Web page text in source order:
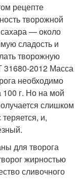
рецепте
творожной
— около
сладость и
творожную
31680-2012 Масса
необходимо
100 г. Но на мой
слишком
и,
для творога
жирностью
сливочного